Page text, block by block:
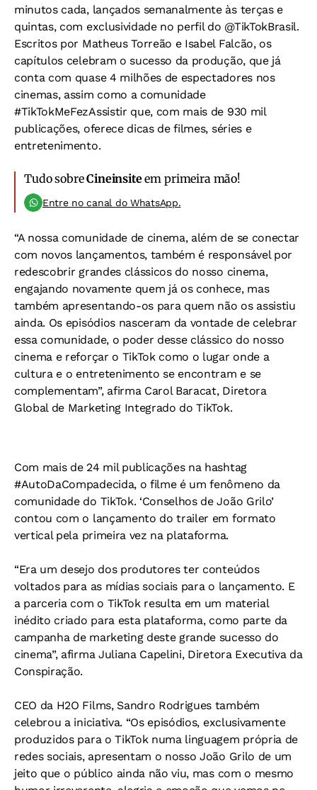
minutos cada, lançados semanalmente às terças e
quintas, com exclusividade no perfil do @TikTokBrasil.
Escritos por Matheus Torreão e Isabel Falcão, os
capítulos celebram o sucesso da produção, que já
conta com quase 4 milhões de espectadores nos
cinemas, assim como a comunidade
#TikTokMeFezAssistir que, com mais de 930 mil
publicações, oferece dicas de filmes, séries e
entretenimento.
Tudo sobreCineinsiteem primeira mão!
Entre no canal do WhatsApp.
“A nossa comunidade de cinema, além de se conectar
com novos lançamentos, também é responsável por
redescobrir grandes clássicos do nosso cinema,
engajando novamente quem já os conhece, mas
também apresentando-os para quem não os assistiu
ainda. Os episódios nasceram da vontade de celebrar
essa comunidade, o poder desse clássico do nosso
cinema e reforçar o TikTok como o lugar onde a
cultura e o entretenimento se encontram e se
complementam”, afirma Carol Baracat, Diretora
Global de Marketing Integrado do TikTok.
Com mais de 24 mil publicações na hashtag
#AutoDaCompadecida, o filme é um fenômeno da
comunidade do TikTok. ‘Conselhos de João Grilo’
contou com o lançamento do trailer em formato
vertical pela primeira vez na plataforma.
“Era um desejo dos produtores ter conteúdos
voltados para as mídias sociais para o lançamento. E
a parceria com o TikTok resulta em um material
inédito criado para esta plataforma, como parte da
campanha de marketing deste grande sucesso do
cinema”, afirma Juliana Capelini, Diretora Executiva da
Conspiração.
CEO da H2O Films, Sandro Rodrigues também
celebrou a iniciativa. “Os episódios, exclusivamente
produzidos para o TikTok numa linguagem própria de
redes sociais, apresentam o nosso João Grilo de um
jeito que o público ainda não viu, mas com o mesmo